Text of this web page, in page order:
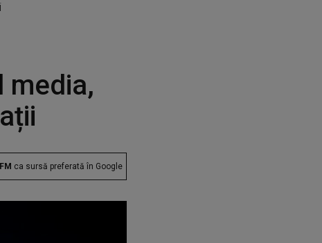
media,
ca sursă preferată în Google